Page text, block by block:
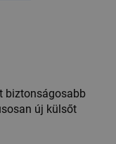
biztonságosabb
új külsőt